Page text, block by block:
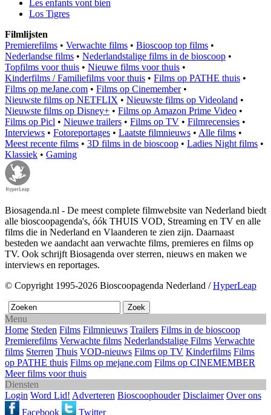
Les enfants vont bien
Los Tigres
Filmlijsten
Premierefilms • Verwachte films • Bioscoop top films •
Nederlandse films • Nederlandstalige films in de bioscoop •
Topfilms voor thuis • Nieuwe films voor thuis •
Kinderfilms / Familiefilms voor thuis • Films op PATHE thuis •
Films op meJane.com • Films op Cinemember•
Nieuwste films op NETFLIX • Nieuwste films op Videoland •
Nieuwste films op Disney+ • Films op Amazon Prime Video •
Films op Picl • Nieuwe trailers • Films op TV • Filmrecensies •
Interviews • Fotoreportages • Laatste filmnieuws • Alle films •
Meest recente films • 3D films in de bioscoop • Ladies Night films •
Klassiek • Gaming
Biosagenda.nl - De meest complete filmwebsite van Nederland biedt
alle bioscoopagenda's, óók THUIS VOD, Streaming en TV en alle
films die in Nederland en Vlaanderen te zien zijn. Daarnaast
besteden we aandacht aan verwachte films, premieres en films op
TV. Ook schrijft Biosagenda over sterren, nieuws en maken we
interviews en reportages.
© Copyright 1995-2026 Bioscoopagenda Nederland /HyperLeap
Menu
Home Steden Films Filmnieuws Trailers Films in de bioscoop
Premierefilms Verwachte films Nederlandstalige Films Verwachte
films Sterren Thuis VOD-nieuws Films op TV Kinderfilms Films
op PATHE thuis Films op mejane.com Films op CINEMEMBER
Meer films voor thuis
Diensten
Login Word Lid! Adverteren Bioscoophouder Disclaimer Over ons
Facebook
Twitter